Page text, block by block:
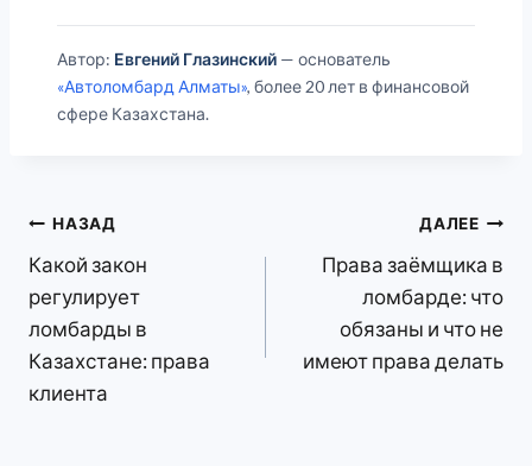
Автор: Евгений Глазинский — основатель
«Автоломбард Алматы», более 20 лет в финансовой
сфере Казахстана.
Навигация
по
записям
НАЗАД
Какой закон
регулирует
ломбарды в
Казахстане: права
клиента
ДАЛЕЕ
Права заёмщика в
ломбарде: что
обязаны и что не
имеют права делать